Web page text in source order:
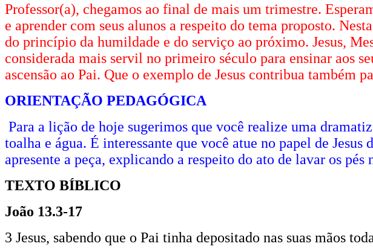
Professor(a), chegamos ao final de mais um trimestre.
e aprender com seus alunos a respeito do tema proposto.
do princípio da humildade e do serviço ao próximo. Jesus,
considerada mais servil no primeiro século para ensinar aos
ascensão ao Pai. Que o exemplo de Jesus contribua também
ORIENTAÇÃO PEDAGÓGICA
Para a lição de hoje sugerimos que você realize uma
toalha e água. É interessante que você atue no papel de
apresente a peça, explicando a respeito do ato de lavar os
TEXTO BÍBLICO
João 13.3-17
3 Jesus, sabendo que o Pai tinha depositado nas suas mãos